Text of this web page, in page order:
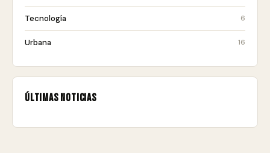
Tecnología 6
Urbana 16
Últimas noticias